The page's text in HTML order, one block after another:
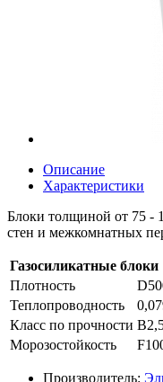
Описание
Характеристики
Блоки толщиной от 75 -
стен и межкомнатных
Газосиликатные блоки
Плотность
Теплопроводность
Класс по прочности
Морозостойкость
Производитель: